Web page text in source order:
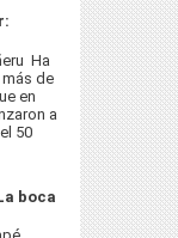
Ha
de
en
a
50
boca